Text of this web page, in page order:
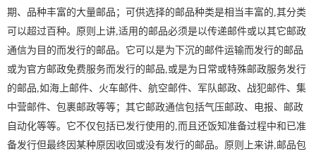
期、品种丰富的大量邮品；可供选择的邮品种类是相当丰富的,其分类
可以超过百种。原则上讲,适用的邮品必须是以传递邮件或以其它邮政
通信为目的而发行的邮品。它可以是为下沉的邮件运输而发行的邮品
或为官方邮政免费服务而发行的邮品,或是为日常或特殊邮政服务发行
的邮品,如海上邮件、火车邮件、航空邮件、军队邮政、战犯邮件、集
中营邮件、包裹邮政等等；其它邮政通信包括气压邮政、电报、邮政
自动化等等。它不仅包括已发行使用的,而且还饭知准备过程中和已准
备发行但最终因某种原因收回或没有发行的邮品。原则上来讲,邮品包